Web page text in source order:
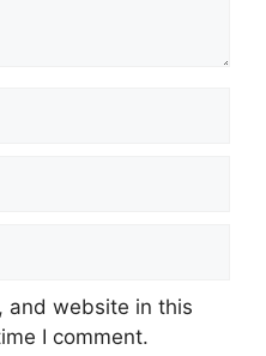
and website in this
I comment.